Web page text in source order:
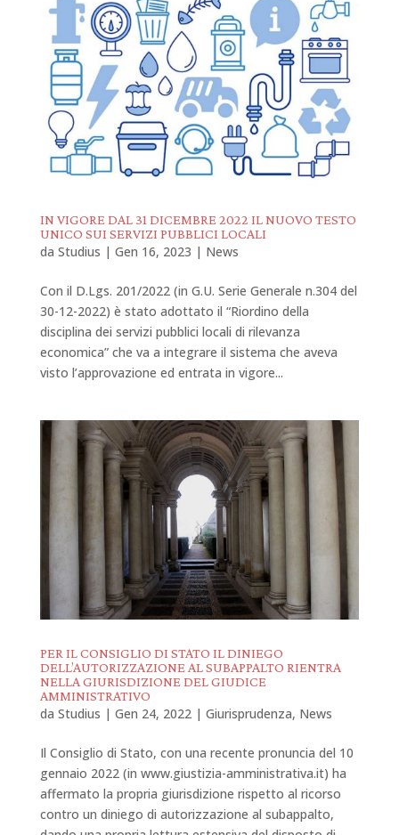
IN VIGORE DAL 31 DICEMBRE 2022 IL NUOVO TESTO
UNICO SUI SERVIZI PUBBLICI LOCALI
da Studius | Gen 16, 2023 | News
Con il D.Lgs. 201/2022 (in G.U. Serie Generale n.304 del
30-12-2022) è stato adottato il “Riordino della
disciplina dei servizi pubblici locali di rilevanza
economica” che va a integrare il sistema che aveva
visto l’approvazione ed entrata in vigore...
PER IL CONSIGLIO DI STATO IL DINIEGO
DELL’AUTORIZZAZIONE AL SUBAPPALTO RIENTRA
NELLA GIURISDIZIONE DEL GIUDICE
AMMINISTRATIVO
da Studius | Gen 24, 2022| Giurisprudenza, News
Il Consiglio di Stato, con una recente pronuncia del 10
gennaio 2022 (in www.giustizia-amministrativa.it) ha
affermato la propria giurisdizione rispetto al ricorso
contro un diniego di autorizzazione al subappalto,